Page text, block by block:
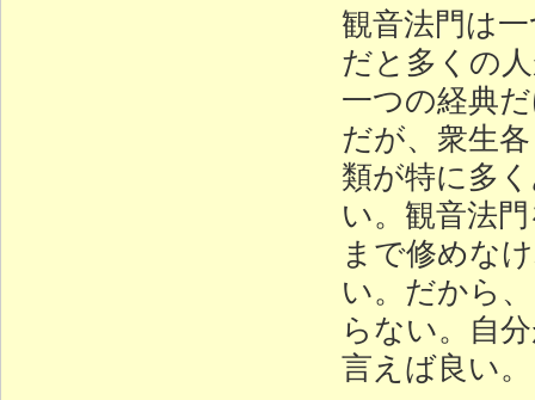
観音法門は
だと多くの
一つの経典
だが、衆生
類が特に多
い。観音法
まで修めな
い。だから
らない。自
言えば良い。